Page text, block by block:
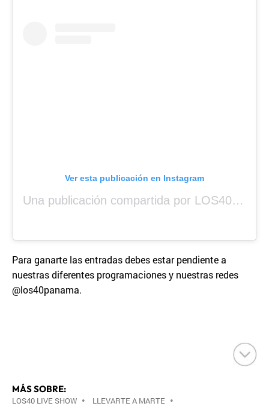
Ver esta publicación en Instagram
Una publicación compartida por LOS40 Panamá (@los40panama)
Para ganarte las entradas debes estar pendiente a
nuestras diferentes programaciones y nuestras redes
@los40panama.
MÁS SOBRE:
LOS40 LIVE SHOW • LLEVARTE A MARTE •